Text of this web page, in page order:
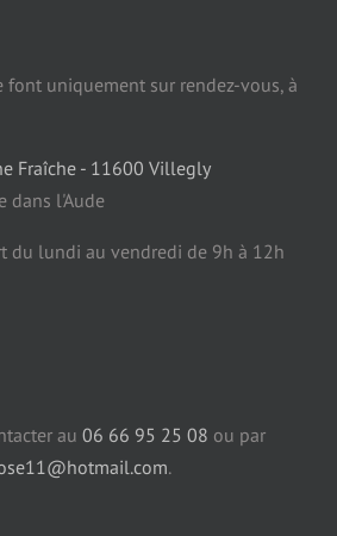
font uniquement sur rendez-vous, à
Fraîche - 11600 Villegly
dans l'Aude
du lundi au vendredi de 9h à 12h
au 06 66 95 25 08 ou par
.